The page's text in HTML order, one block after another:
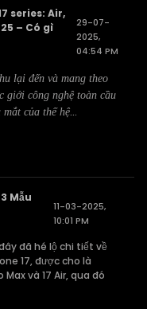
series: Air,
– Có gì
29-07-
2025,
04:54 PM
lại đến và mang theo
giới công nghệ toàn cầu
của thế hệ...
3 Mẫu
11-03-2025,
10:01 PM
đã hé lộ chi tiết về
17, được cho là
Max và 17 Air, qua đó